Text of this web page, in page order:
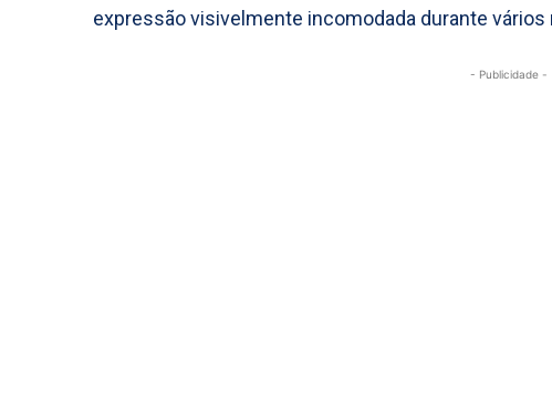
expressão visivelmente incomodada durante vários
- Publicidade -